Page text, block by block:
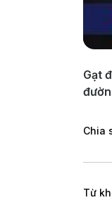
Gạt
Chia
Từ